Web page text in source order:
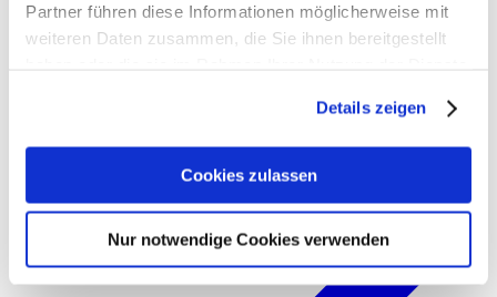
Partner führen diese Informationen möglicherweise mit
weiteren Daten zusammen, die Sie ihnen bereitgestellt
Datenschutzerklärungund unseremImpressum.
Details zeigen
Cookies zulassen
Nur notwendige Cookies verwenden